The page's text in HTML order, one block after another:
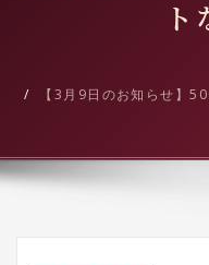
ト
【3月9日のお知らせ】